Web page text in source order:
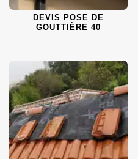
DEVIS POSE DE
GOUTTIÈRE 40